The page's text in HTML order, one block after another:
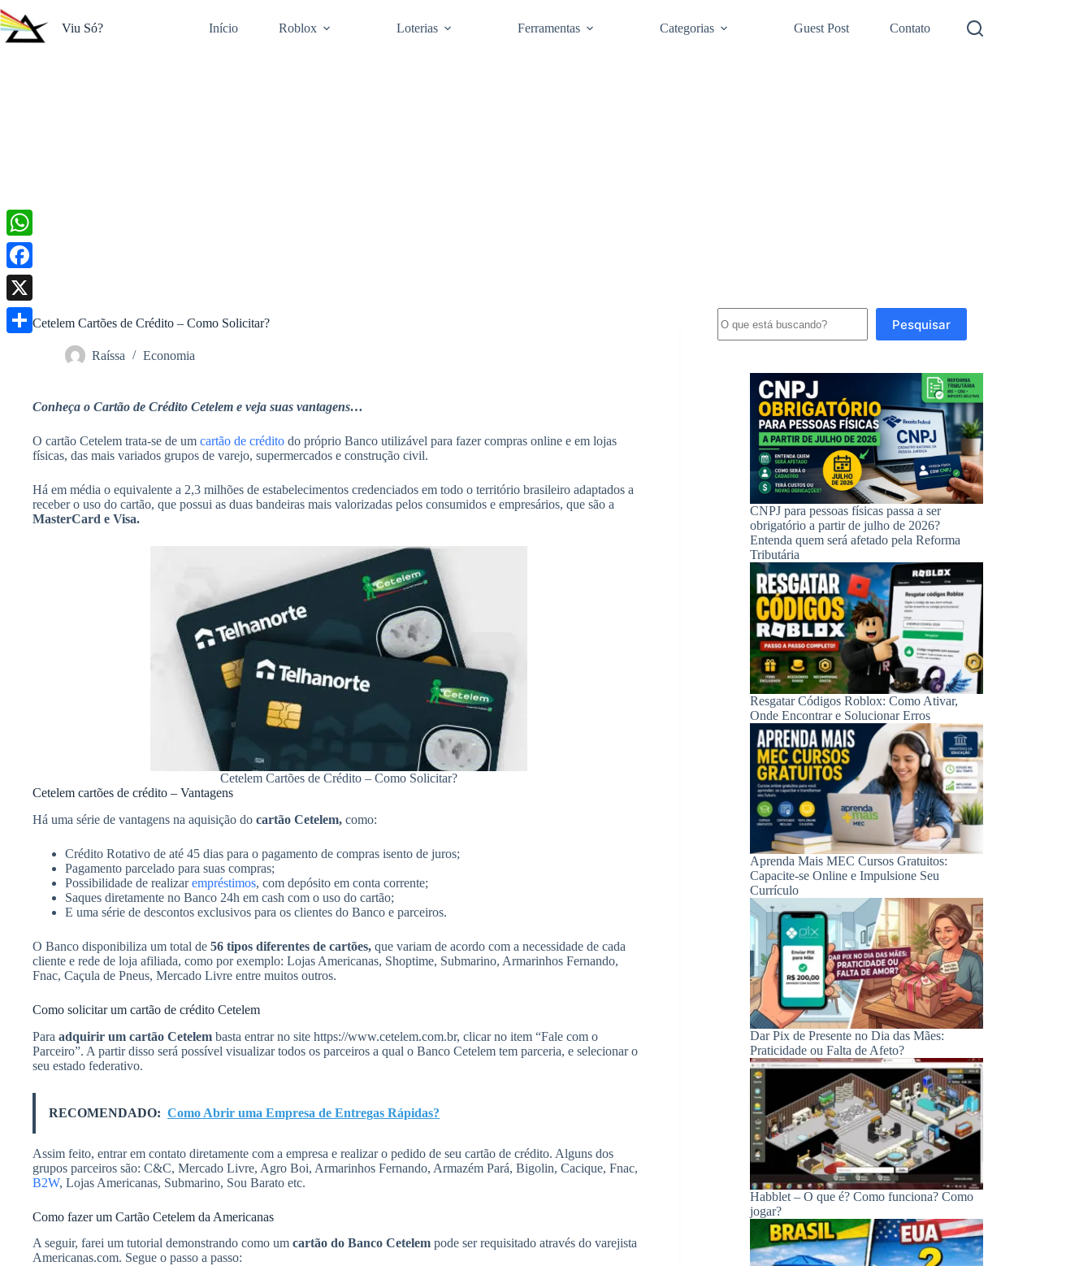
Pular
para
o
Viu Só? Início Roblox Loterias Ferramentas Categorias Guest Post Contato
Cetelem Cartões de Crédito – Como Solicitar?
Raíssa Economia
Conheça o Cartão de Crédito Cetelem e veja suas vantagens…
O cartão Cetelem trata-se de um cartão de crédito do próprio Banco utilizável para fazer compras online e em lojas
físicas, das mais variados grupos de varejo, supermercados e construção civil.
Há em média o equivalente a 2,3 milhões de estabelecimentos credenciados em todo o território brasileiro adaptados a
receber o uso do cartão, que possui as duas bandeiras mais valorizadas pelos consumidos e empresários, que são a
MasterCard e Visa.
Cetelem Cartões de Crédito – Como Solicitar?
Cetelem cartões de crédito – Vantagens
Há uma série de vantagens na aquisição do cartão Cetelem, como:
Crédito Rotativo de até 45 dias para o pagamento de compras isento de juros;
Pagamento parcelado para suas compras;
Possibilidade de realizarempréstimos, com depósito em conta corrente;
Saques diretamente no Banco 24h em cash com o uso do cartão;
E uma série de descontos exclusivos para os clientes do Banco e parceiros.
O Banco disponibiliza um total de 56 tipos diferentes de cartões, que variam de acordo com a necessidade de cada
cliente e rede de loja afiliada, como por exemplo: Lojas Americanas, Shoptime, Submarino, Armarinhos Fernando,
Fnac, Caçula de Pneus, Mercado Livre entre muitos outros.
Como solicitar um cartão de crédito Cetelem
Para adquirir um cartão Cetelem basta entrar no site https://www.cetelem.com.br, clicar no item “Fale com o
Parceiro”. A partir disso será possível visualizar todos os parceiros a qual o Banco Cetelem tem parceria, e selecionar o
seu estado federativo.
RECOMENDADO: Como Abrir uma Empresa de Entregas Rápidas?
Assim feito, entrar em contato diretamente com a empresa e realizar o pedido de seu cartão de crédito. Alguns dos
grupos parceiros são: C&C, Mercado Livre, Agro Boi, Armarinhos Fernando, Armazém Pará, Bigolin, Cacique, Fnac,
B2W, Lojas Americanas, Submarino, Sou Barato etc.
Como fazer um Cartão Cetelem da Americanas
A seguir, farei um tutorial demonstrando como um cartão do Banco Cetelem pode ser requisitado através do varejista
Americanas.com. Segue o passo a passo:
Pesquisar
CNPJ para pessoas físicas passa a ser
obrigatório a partir de julho de 2026?
Entenda quem será afetado pela Reforma
Tributária
Resgatar Códigos Roblox: Como Ativar,
Onde Encontrar e Solucionar Erros
Aprenda Mais MEC Cursos Gratuitos:
Capacite-se Online e Impulsione Seu
Currículo
Dar Pix de Presente no Dia das Mães:
Praticidade ou Falta de Afeto?
Habblet – O que é? Como funciona? Como
jogar?
W
h
a
F
a
c
X